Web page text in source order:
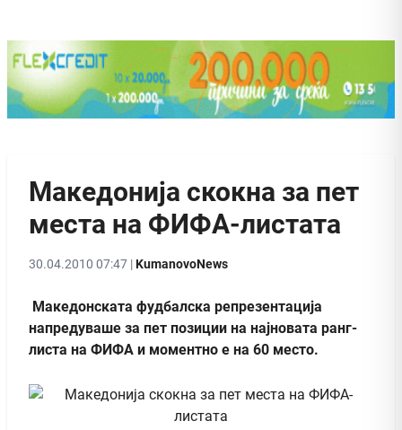
Македонија скокна за пет
места на ФИФА-листата
30.04.2010 07:47 |KumanovoNews
Македонската фудбалска репрезентација
напредуваше за пет позиции на најновата ранг-
листа на ФИФА и моментно е на 60 место.